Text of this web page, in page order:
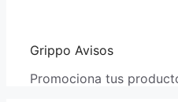
Grippo Avisos
Promociona tus